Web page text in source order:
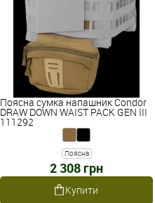
Поясна сумка напашник Condor
DRAW DOWN WAIST PACK GEN III
111292
Поясна
2 308 грн
Купити